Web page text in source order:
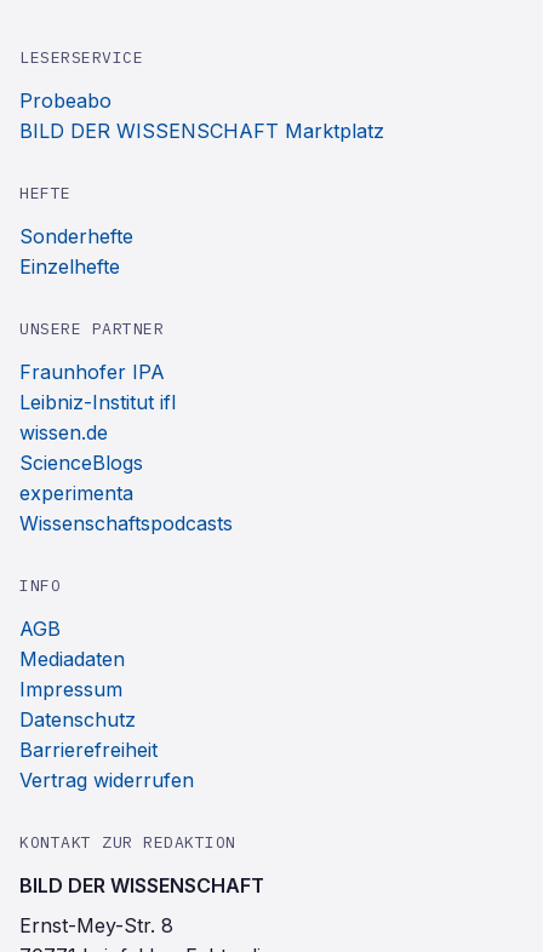
LESERSERVICE
Probeabo
BILD DER WISSENSCHAFT Marktplatz
HEFTE
Sonderhefte
Einzelhefte
UNSERE PARTNER
Fraunhofer IPA
Leibniz-Institut ifl
wissen.de
ScienceBlogs
experimenta
Wissenschaftspodcasts
INFO
AGB
Mediadaten
Impressum
Datenschutz
Barrierefreiheit
Vertrag widerrufen
KONTAKT ZUR REDAKTION
BILD DER WISSENSCHAFT
Ernst-Mey-Str. 8